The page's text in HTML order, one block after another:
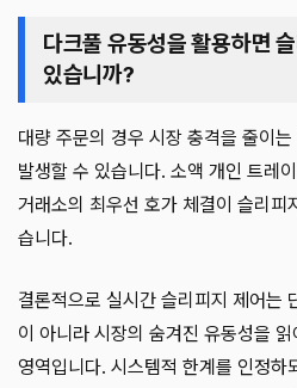
다크풀 유동성을 활용하면
있습니까?
대량 주문의 경우 시장 충격을 줄이
발생할 수 있습니다. 소액 개인 트레
거래소의 최우선 호가 체결이 슬리피
습니다.
결론적으로 실시간 슬리피지 제어는
이 아니라 시장의 숨겨진 유동성을
영역입니다. 시스템적 한계를 인정하